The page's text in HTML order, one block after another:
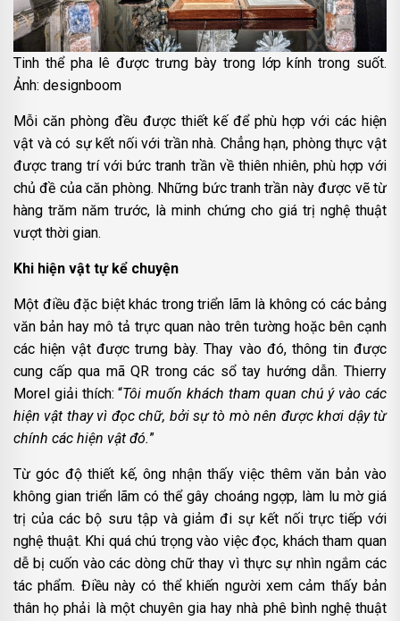
Tinh thể pha lê được trưng bày trong lớp kính trong suốt.
Ảnh: designboom
Mỗi căn phòng đều được thiết kế để phù hợp với các hiện
vật và có sự kết nối với trần nhà. Chẳng hạn, phòng thực vật
được trang trí với bức tranh trần về thiên nhiên, phù hợp với
chủ đề của căn phòng. Những bức tranh trần này được vẽ từ
hàng trăm năm trước, là minh chứng cho giá trị nghệ thuật
vượt thời gian.
Khi hiện vật tự kể chuyện
Một điều đặc biệt khác trong triển lãm là không có các bảng
văn bản hay mô tả trực quan nào trên tường hoặc bên cạnh
các hiện vật được trưng bày. Thay vào đó, thông tin được
cung cấp qua mã QR trong các sổ tay hướng dẫn. Thierry
Morel giải thích: “Tôi muốn khách tham quan chú ý vào các
hiện vật thay vì đọc chữ, bởi sự tò mò nên được khơi dậy từ
chính các hiện vật đó.”
Từ góc độ thiết kế, ông nhận thấy việc thêm văn bản vào
không gian triển lãm có thể gây choáng ngợp, làm lu mờ giá
trị của các bộ sưu tập và giảm đi sự kết nối trực tiếp với
nghệ thuật. Khi quá chú trọng vào việc đọc, khách tham quan
dễ bị cuốn vào các dòng chữ thay vì thực sự nhìn ngắm các
tác phẩm. Điều này có thể khiến người xem cảm thấy bản
thân họ phải là một chuyên gia hay nhà phê bình nghệ thuật